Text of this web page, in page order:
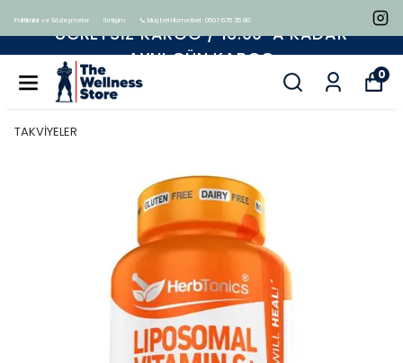
Politikalar ve Sözleşmeler İletişim 📞 Müşteri Hizmetleri : 0507 675 35 80
ÜCRETSIZ KARGO / 16:00 'A KADAR
AYNI GÜN KARGO
0
TAKVİYELER